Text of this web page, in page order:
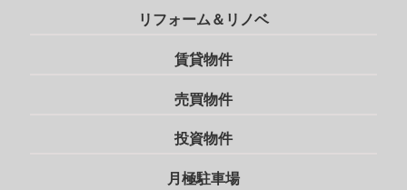
リフォーム＆リノベ
賃貸物件
売買物件
投資物件
月極駐車場